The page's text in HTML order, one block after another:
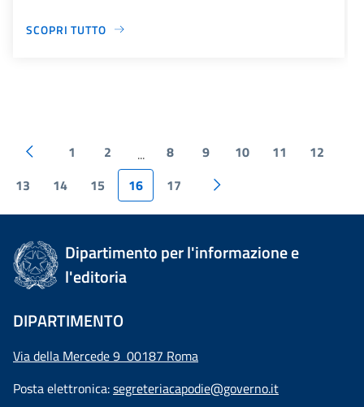
SCOPRI TUTTO
1 2 ... 8 9 10 11
12
13
14 15 16 17
Dipartimento per l'informazione e
l'editoria
DIPARTIMENTO
Via della Mercede 9 00187 Roma
Posta elettronica:segreteriacapodie@governo.it